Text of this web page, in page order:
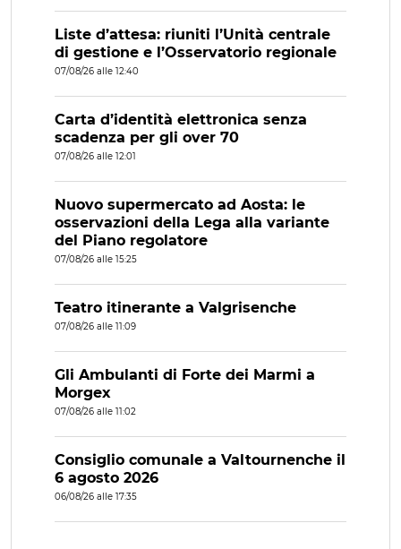
Liste d’attesa: riuniti l’Unità centrale
di gestione e l’Osservatorio regionale
07/08/26 alle 12:40
Carta d’identità elettronica senza
scadenza per gli over 70
07/08/26 alle 12:01
Nuovo supermercato ad Aosta: le
osservazioni della Lega alla variante
del Piano regolatore
07/08/26 alle 15:25
Teatro itinerante a Valgrisenche
07/08/26 alle 11:09
Gli Ambulanti di Forte dei Marmi a
Morgex
07/08/26 alle 11:02
Consiglio comunale a Valtournenche il
6 agosto 2026
06/08/26 alle 17:35